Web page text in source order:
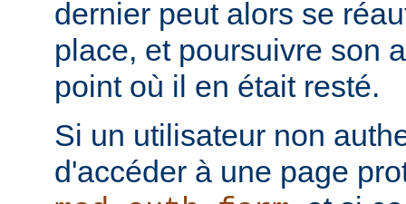
dernier peut alors se
place, et poursuivre son
point où il en était resté.
Si un utilisateur non
d'accéder à une page